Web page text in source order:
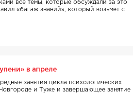
все темы, которые обсуждали за это
«багаж знаний», который возьмет с
в апреле
занятия цикла психологических
и Туже и завершающее занятие